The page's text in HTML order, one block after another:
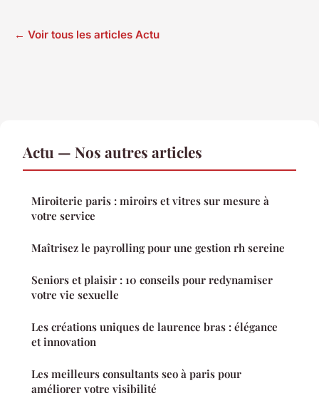
← Voir tous les articles Actu
Actu — Nos autres articles
Miroiterie paris : miroirs et vitres sur mesure à
votre service
Maîtrisez le payrolling pour une gestion rh sereine
Seniors et plaisir : 10 conseils pour redynamiser
votre vie sexuelle
Les créations uniques de laurence bras : élégance
et innovation
Les meilleurs consultants seo à paris pour
améliorer votre visibilité